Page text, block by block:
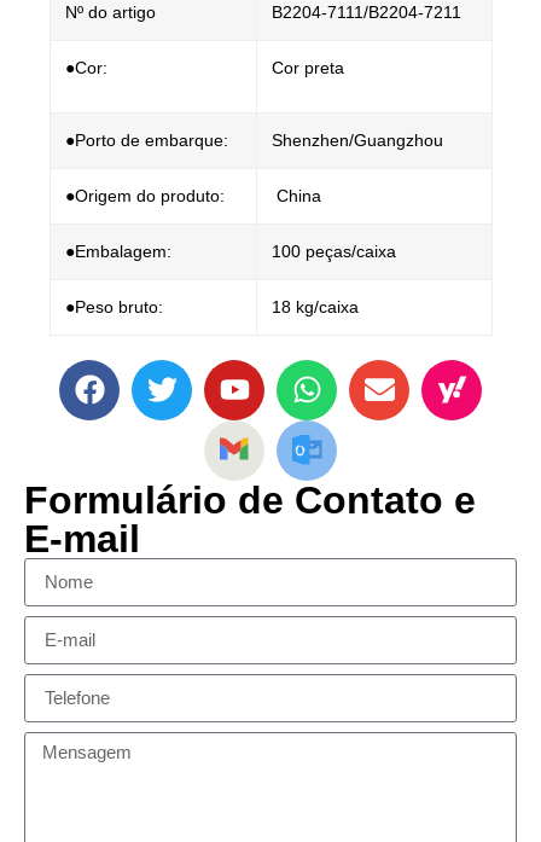
Nº do artigo B2204-7111/B2204-7211
●Cor: Cor preta
●Porto de embarque: Shenzhen/Guangzhou
●Origem do produto: China
●Embalagem: 100 peças/caixa
●Peso bruto: 18 kg/caixa
Formulário de Contato e
E-mail